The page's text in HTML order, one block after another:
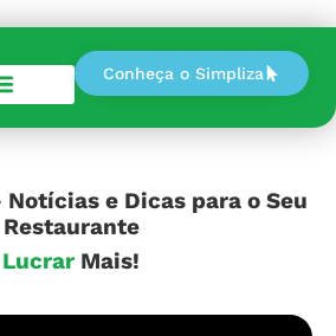
Conheça o Simpliza
e Dicas para o Seu
Restaurante
Mais!